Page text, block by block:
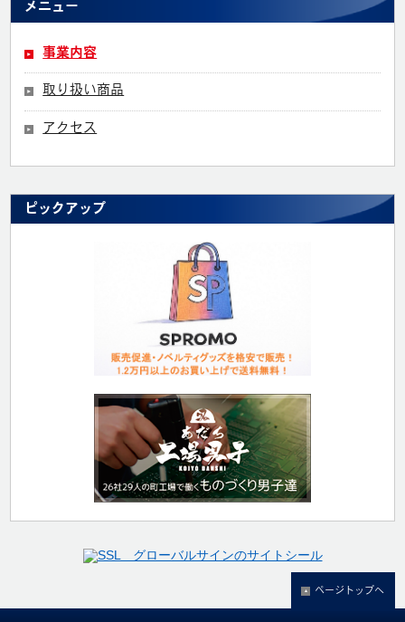
メニュー
事業内容
取り扱い商品
アクセス
ピックアップ
ページトップへ